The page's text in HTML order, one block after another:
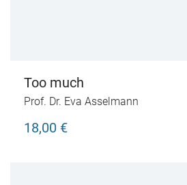
Too much
Prof. Dr. Eva Asselmann
18,00 €